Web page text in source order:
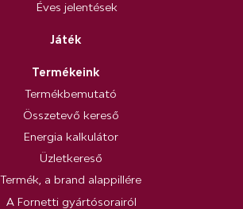
Éves jelentések
Játék
Termékeink
Termékbemutató
Összetevő kereső
Energia kalkulátor
Üzletkereső
Termék, a brand alappillére
A Fornetti gyártósorairól